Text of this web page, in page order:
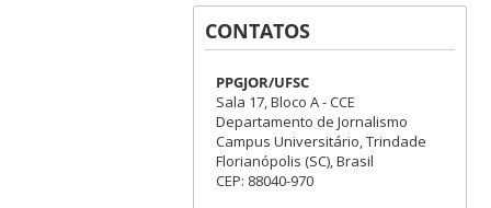
CONTATOS
PPGJOR/UFSC
Sala 17, Bloco A - CCE
Departamento de Jornalismo
Campus Universitário, Trindade
Florianópolis (SC), Brasil
CEP: 88040-970